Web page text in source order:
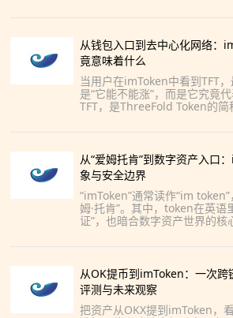
何传导，以及
从钱包入口到去中心化网络：
竟意味着什么
当用户在imToken中看到TFT
是“它能不能涨”，而是它究竟
TFT，是ThreeFold Token的简
从“爱姆托肯”到数字资产入口
象与安全边界
“imToken”通常读作“im
姆·托肯”。其中，token在英语
证”，也暗合数字资产世界的核
从OK提币到imToken：一次跨
评测与未来观察
把资产从OKX提到imToken，